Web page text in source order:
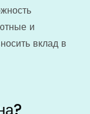
и
вклад в